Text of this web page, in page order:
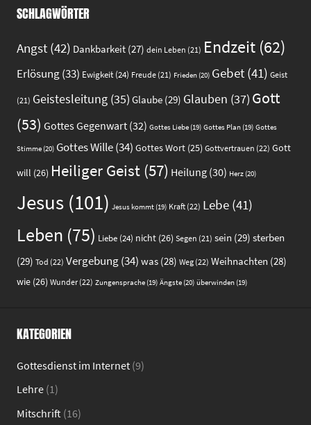
SCHLAGWÖRTER
Angst (42) Dankbarkeit (27) dein Leben (21) Endzeit (62)
Erlösung(33) Ewigkeit (24) Freude (21) Frieden (20) Gebet (41) Geist
(21) Geistesleitung (35) Glaube (29) Glauben (37) Gott
(53) Gottes Gegenwart (32) Gottes Liebe (19) Gottes Plan (19) Gottes
Stimme (20) Gottes Wille(34) Gottes Wort (25) Gottvertrauen (22) Gott
will (26) Heiliger Geist (57) Heilung (30) Herz (20)
Jesus (101) Jesus kommt (19) Kraft (22) Lebe (41)
Leben (75) Liebe (24) nicht (26) Segen (21) sein (29) sterben
(29) Tod (22) Vergebung(34) was (28) Weg (22) Weihnachten (28)
wie (26) Wunder (22) Zungensprache (19) Ängste (20) überwinden (19)
KATEGORIEN
Gottesdienst im Internet (9)
Lehre (1)
Mitschrift (16)